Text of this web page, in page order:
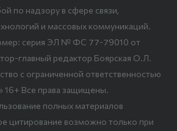
по надзору в сфере связи,
и массовых коммуникаций.
серия ЭЛ № ФС 77-79010 от
главный редактор Боярская О.Л.
с ограниченной ответственностью
16+ Все права защищены.
полных материалов
цитирование возможно только при